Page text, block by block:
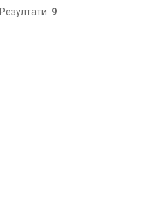
Резултати: 9